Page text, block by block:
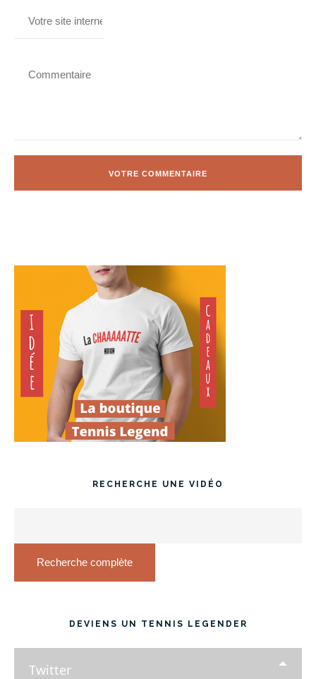
RECHERCHE UNE VIDÉO
Recherche complète
DEVIENS UN TENNIS LEGENDER
Twitter